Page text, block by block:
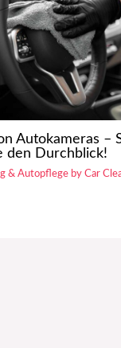
Autokameras –
den Durchblick!
& Autopflege by Car